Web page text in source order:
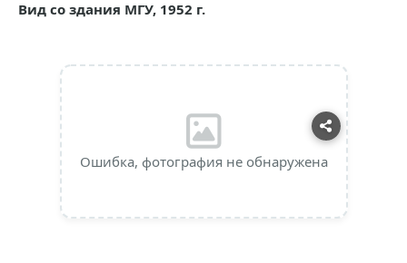
Вид со здания МГУ, 1952 г.
Ошибка, фотография не обнаружена